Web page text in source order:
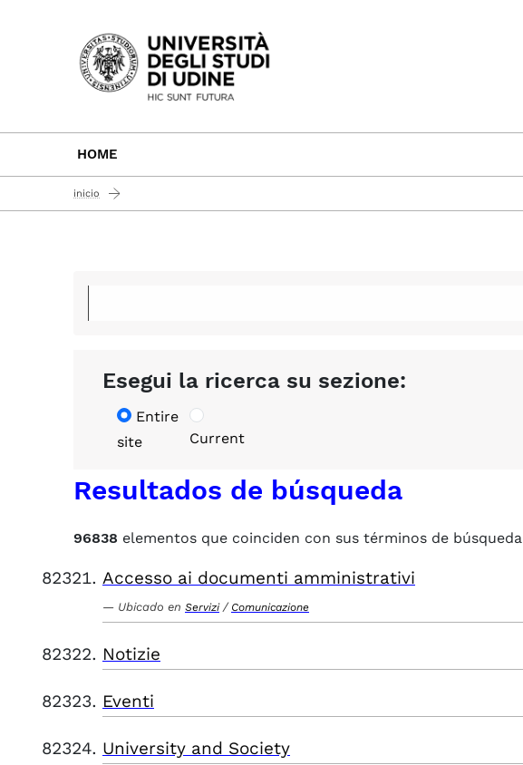
Passa al contenuto principale
HOME
inicio
Esegui la ricerca su sezione:
Entire
site
Current
Resultados de búsqueda
96838 elementos que coinciden con sus términos de búsqueda
Accesso ai documenti amministrativi
Ubicado en Servizi / Comunicazione
Notizie
Eventi
University and Society